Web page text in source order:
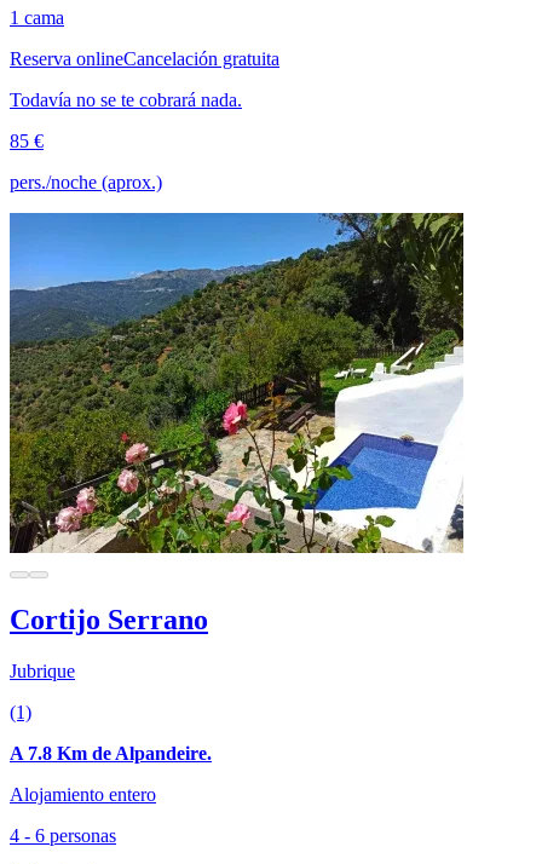
1 cama
Reserva onlineCancelación gratuita
Todavía no se te cobrará nada.
85 €
pers./noche (aprox.)
Cortijo Serrano
Jubrique
(1)
A 7.8 Km de Alpandeire.
Alojamiento entero
4 - 6 personas